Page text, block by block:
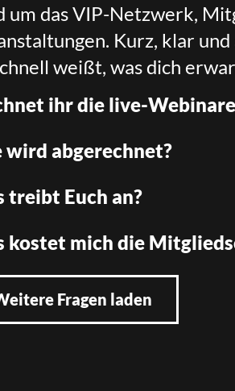
um das VIP-Netzwerk,
Kurz, klar
weißt, was dich
ihr die live-
wird abgerechnet?
treibt Euch an?
kostet mich die
Fragen laden